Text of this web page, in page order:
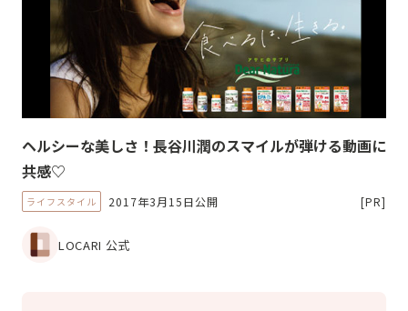
ヘルシーな美しさ！長谷川潤のスマイルが弾ける動画に
共感♡
ライフスタイル 2017年3月15日公開 [PR]
LOCARI 公式